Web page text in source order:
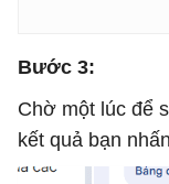
Bước 3:
Chờ một lúc để
kết quả bạn